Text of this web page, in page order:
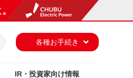
IR・投資家向け情報
各種お手続き